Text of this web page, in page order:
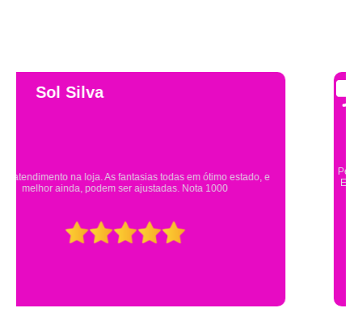
Gsutavo Pinto
Pesquisei em mais de 20 lojas e só encontrei a fantasia de meu filho na
Eureka. Cheguei praticamente no horário em que estavam fechando e
mesmo assim fui muito bem atendido.